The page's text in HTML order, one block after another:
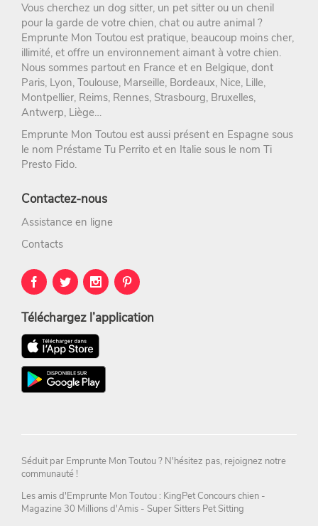
Vous cherchez un dog sitter, un pet sitter ou un chenil
pour la garde de votre chien, chat ou autre animal ?
Emprunte Mon Toutou est pratique, beaucoup moins cher,
illimité, et offre un environnement aimant à votre chien.
Nous sommes partout en France et en Belgique, dont
Paris, Lyon, Toulouse, Marseille, Bordeaux, Nice, Lille,
Montpellier, Reims, Rennes, Strasbourg, Bruxelles,
Antwerp, Liège…
Emprunte Mon Toutou est aussi présent en Espagne sous
le nom Préstame Tu Perrito et en Italie sous le nom Ti
Presto Fido.
Contactez-nous
Assistance en ligne
Contacts
Téléchargez l’application
Séduit par Emprunte Mon Toutou? N'hésitez pas, rejoignez notre
communauté !
Les amis d'Emprunte Mon Toutou : KingPetConcours chien -
Magazine 30 Millions d'Amis - Super Sitters Pet Sitting